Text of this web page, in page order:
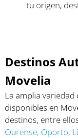
tu origen,
Destinos
Movelia
La amplia
disponibles en
destinos, entre
Ourense, Oporto,